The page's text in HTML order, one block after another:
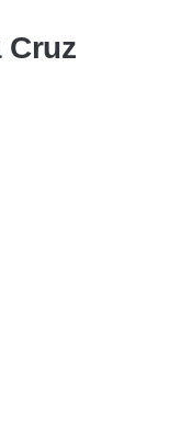
Cruz